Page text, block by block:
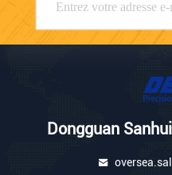
Dongguan